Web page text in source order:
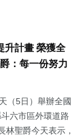
升計畫 榮獲全
：每一份努力
（5日）舉辦全國
六市區外環道路
聖爵今天表示，